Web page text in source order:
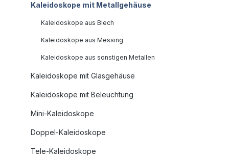
Kaleidoskope mit Metallgehäuse
Kaleidoskope aus Blech
Kaleidoskope aus Messing
Kaleidoskope aus sonstigen Metallen
Kaleidoskope mit Glasgehäuse
Kaleidoskope mit Beleuchtung
Mini-Kaleidoskope
Doppel-Kaleidoskope
Tele-Kaleidoskope